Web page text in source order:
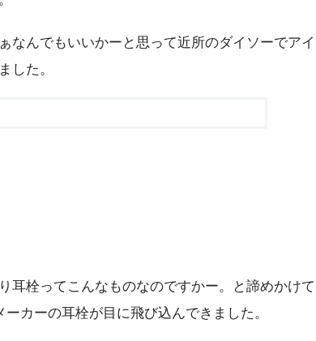
なんでもいいかーと思って近所のダイソーでアイ
した。
耳栓ってこんなものなのですかー。と諦めかけて
カーの耳栓が目に飛び込んできました。